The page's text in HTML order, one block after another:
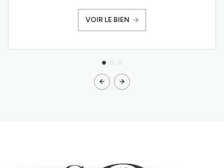
VOIR LE BIEN